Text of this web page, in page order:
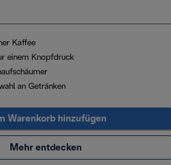
Kaffee
einem Knopfdruck
an Getränken
Warenkorb hinzufügen
Mehr entdecken